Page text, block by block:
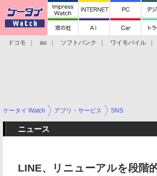
ドコモ au ソフトバンク ワイモバイル
ケータイ Watch アプリ・サービス SNS
ニュース
LINE、リニューアルを段階